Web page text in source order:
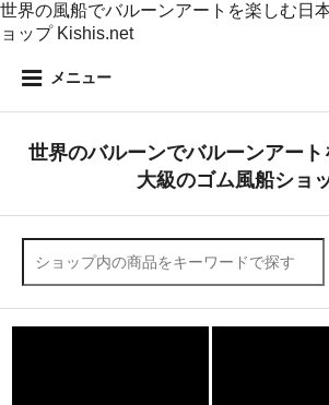
世界の風船でバルーンアートを楽しむ日
ョップ Kishis.net
メニュー
世界のバルーンでバルーンアー
大級のゴム風船ショ